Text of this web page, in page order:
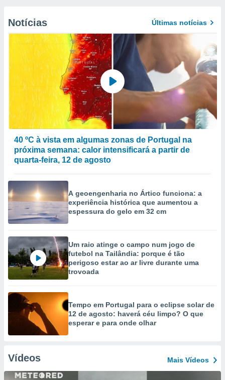
Notícias Últimas notícias
40 ºC à vista em algumas zonas de Portugal na
próxima semana: calor intensificará a partir de
quarta-feira, 12 de agosto
A geoengenharia no Ártico funciona: a
experiência histórica que aumentou a
espessura do gelo em 32 cm
Um raio atinge o campo num jogo de
futebol na Tailândia: porque é tão
perigoso estar ao ar livre durante uma
trovoada
Tempo em Portugal para o eclipse solar de
12 de agosto: haverá céu limpo? O que
esperar e para onde olhar
Vídeos Mais Vídeos